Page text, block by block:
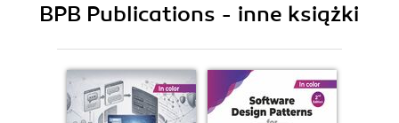
BPB Publications - inne książki